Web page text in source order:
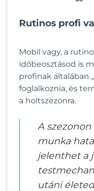
Rutinos profi
Mobil vagy, a
időbeosztásod is
profinak általában
foglalkoznia, és
a holtszezonra.
A
munka
jelenthet a
utáni